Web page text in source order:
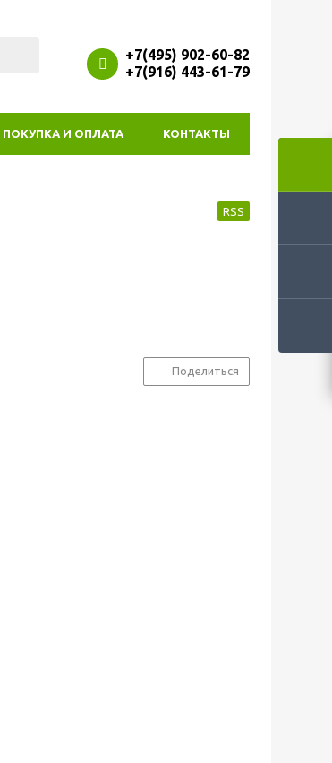
+7(495) 902-60-82
+7(916) 443-61-79
ПОКУПКА И ОПЛАТА КОНТАКТЫ
RSS
Поделиться